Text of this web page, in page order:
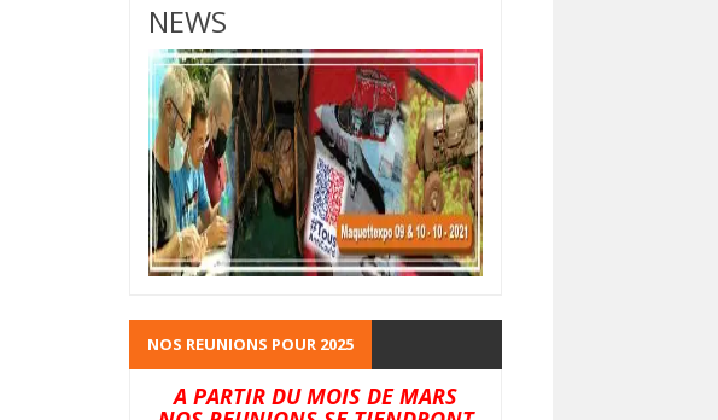
NEWS
NOS REUNIONS POUR 2025
A PARTIR DU MOIS DE MARS